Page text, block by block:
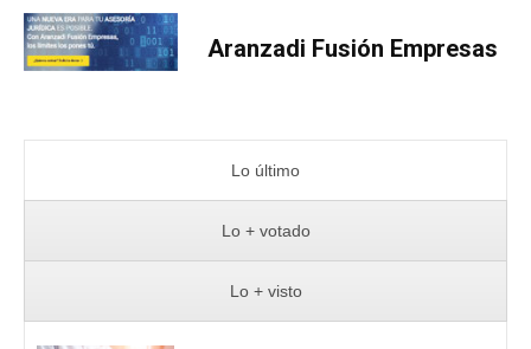
Aranzadi Fusión Empresas
Lo último
Lo + votado
Lo + visto